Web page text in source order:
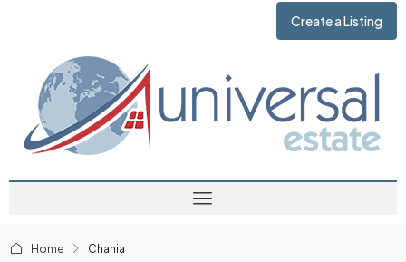
Create a Listing
Home Chania